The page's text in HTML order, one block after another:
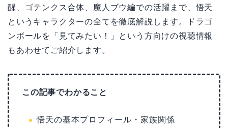
醒、ゴテンクス合体、魔人ブウ編での活躍まで、悟天
というキャラクターの全てを徹底解説します。ドラゴ
ンボールを「見てみたい！」という方向けの視聴情報
もあわせてご紹介します。
この記事でわかること
悟天の基本プロフィール・家族関係